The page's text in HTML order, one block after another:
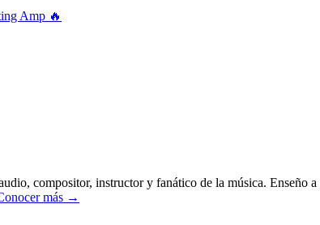
Amp 🔥
compositor, instructor y fanático de la música. Enseño
más →